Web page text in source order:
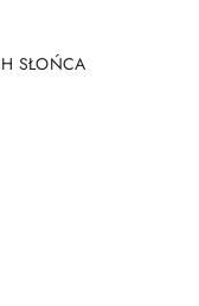
SŁOŃCA